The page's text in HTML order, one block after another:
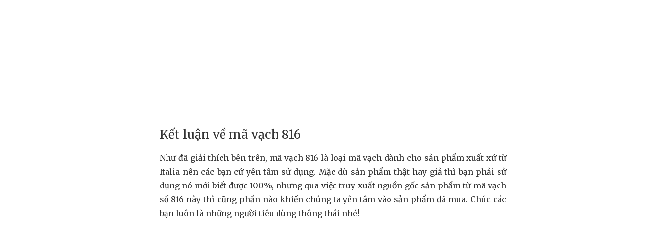
Kết luận về mã vạch 816
Như đã giải thích bên trên, mã vạch 816 là loại mã vạch dành cho sản phẩm xuất xứ từ
Italia nên các bạn cứ yên tâm sử dụng. Mặc dù sản phẩm thật hay giả thì bạn phải sử
dụng nó mới biết được 100%, nhưng qua việc truy xuất nguồn gốc sản phẩm từ mã vạch
số 816 này thì cũng phần nào khiến chúng ta yên tâm vào sản phẩm đã mua. Chúc các
bạn luôn là những người tiêu dùng thông thái nhé!